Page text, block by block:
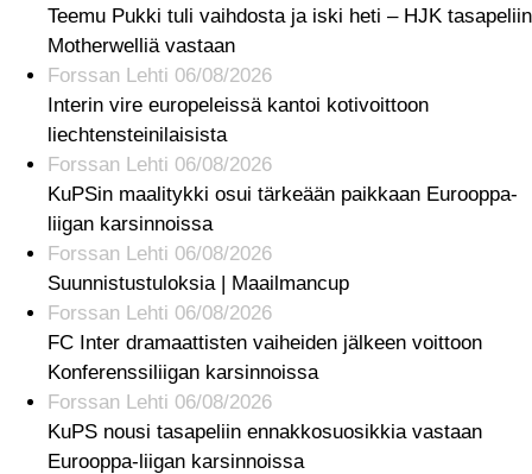
Teemu Pukki tuli vaihdosta ja iski heti – HJK tasapeliin
Motherwelliä vastaan
Forssan Lehti 06/08/2026
Interin vire europeleissä kantoi kotivoittoon
liechtensteinilaisista
Forssan Lehti 06/08/2026
KuPSin maalitykki osui tärkeään paikkaan Eurooppa-
liigan karsinnoissa
Forssan Lehti 06/08/2026
Suunnistustuloksia | Maailmancup
Forssan Lehti 06/08/2026
FC Inter dramaattisten vaiheiden jälkeen voittoon
Konferenssiliigan karsinnoissa
Forssan Lehti 06/08/2026
KuPS nousi tasapeliin ennakkosuosikkia vastaan
Eurooppa-liigan karsinnoissa